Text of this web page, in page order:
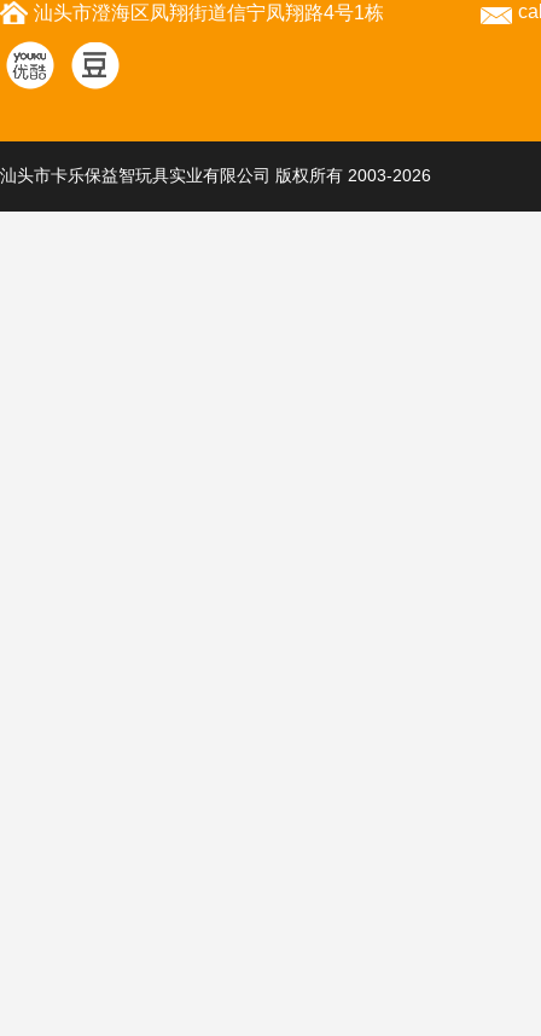
汕头市澄海区凤翔街道信宁凤翔路4号1栋
汕头市卡乐保益智玩具实业有限公司 版权所有 2003-2026